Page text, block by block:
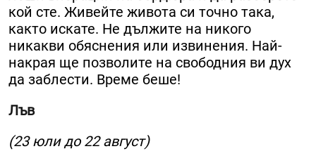
кой сте. Живейте живота си точно така,
както искате. Не дължите на никого
никакви обяснения или извинения. Най-
накрая ще позволите на свободния ви дух
да заблести. Време беше!
Лъв
(23 юли до 22 август)